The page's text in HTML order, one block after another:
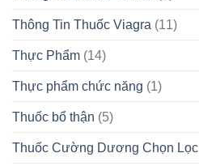
Thông Tin Thuốc Viagra (11)
Thực Phẩm (14)
Thực phẩm chức năng (1)
Thuốc bổ thận (5)
Thuốc Cường Dương Chọn Lọc